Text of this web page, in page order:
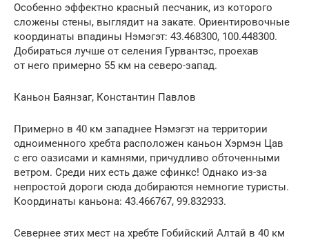
Особенно эффектно красный песчаник, из которого
сложены стены, выглядит на закате. Ориентировочные
координаты впадины Нэмэгэт: 43.468300, 100.448300.
Добираться лучше от селения Гурвантэс, проехав
от него примерно 55 км на северо-запад.
Каньон Баянзаг, Константин Павлов
Примерно в 40 км западнее Нэмэгэт на территории
одноименного хребта расположен каньон Хэрмэн Цав
с его оазисами и камнями, причудливо обточенными
ветром. Среди них есть даже сфинкс! Однако из-за
непростой дороги сюда добираются немногие туристы.
Координаты каньона: 43.466767, 99.832933.
Севернее этих мест на хребте Гобийский Алтай в 40 км